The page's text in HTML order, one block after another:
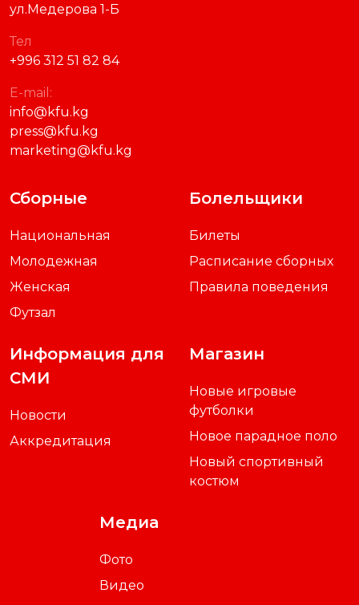
ул.Медерова 1-Б
Тел
+996 312 51 82 84
E-mail:
info@kfu.kg
press@kfu.kg
marketing@kfu.kg
Сборные
Национальная
Молодежная
Женская
Футзал
Болельщики
Билеты
Расписание сборных
Правила поведения
Информация для
СМИ
Новости
Аккредитация
Магазин
Новые игровые
футболки
Новое парадное поло
Новый спортивный
костюм
Медиа
Фото
Видео